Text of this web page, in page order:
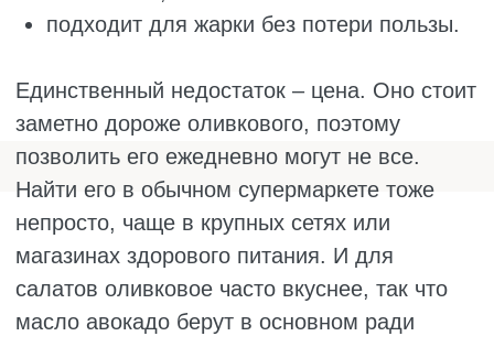
теряют свойств. Кокосовое добавит блюдам
лёгкую сладость, а масло авокадо
Тыквенное, кунжутное и горчичное масла
лучше не нагревать. Их капают в готовые
блюда, чтобы добавить восточных ноток и
сделать привычный вкус интереснее.
Желательно использовать несколько разных
вариантов, чтобы получить максимум
пользы. Тогда удастся насытить организм
разными витаминами, что важно для
здоровья.